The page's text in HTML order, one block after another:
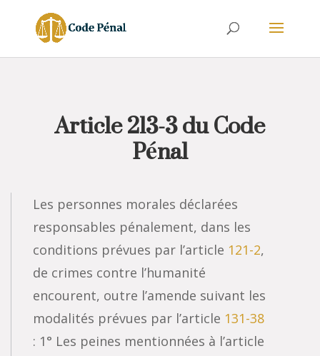
Article 213-3 du Code
Pénal
Les personnes morales déclarées
responsables pénalement, dans les
conditions prévues par l’article 121-2,
de crimes contre l’humanité
encourent, outre l’amende suivant les
modalités prévues par l’article 131-38
: 1° Les peines mentionnées à l’article